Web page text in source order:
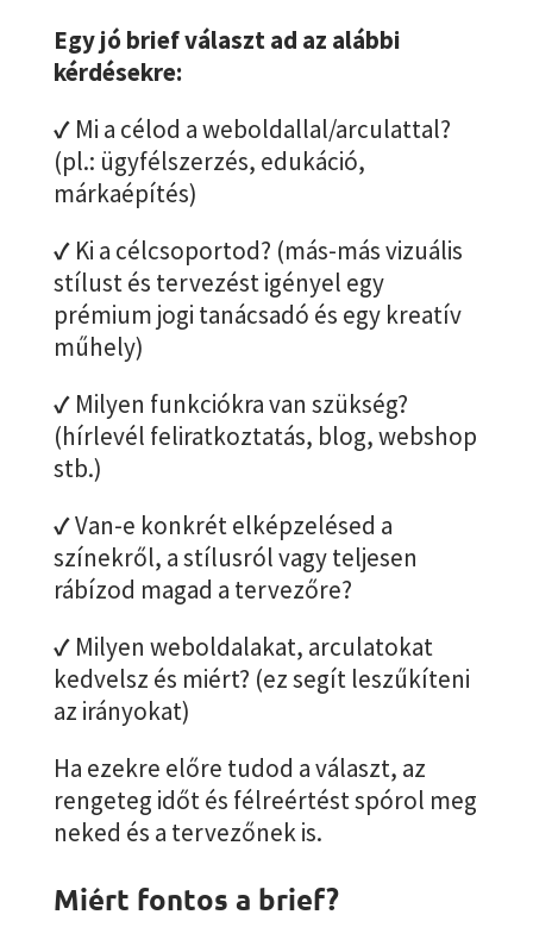
Egy jó brief választ ad az alábbi
kérdésekre:
✓Mi a célod a weboldallal/arculattal?
(pl.: ügyfélszerzés, edukáció,
márkaépítés)
✓Ki a célcsoportod? (más-más vizuális
stílust és tervezést igényel egy
prémium jogi tanácsadó és egy kreatív
műhely)
✓Milyen funkciókra van szükség?
(hírlevél feliratkoztatás, blog, webshop
stb.)
✓Van-e konkrét elképzelésed a
színekről, a stílusról vagy teljesen
rábízod magad a tervezőre?
✓Milyen weboldalakat, arculatokat
kedvelsz és miért? (ez segít leszűkíteni
az irányokat)
Ha ezekre előre tudod a választ, az
rengeteg időt és félreértést spórol meg
neked és a tervezőnek is.
Miért fontos a brief?